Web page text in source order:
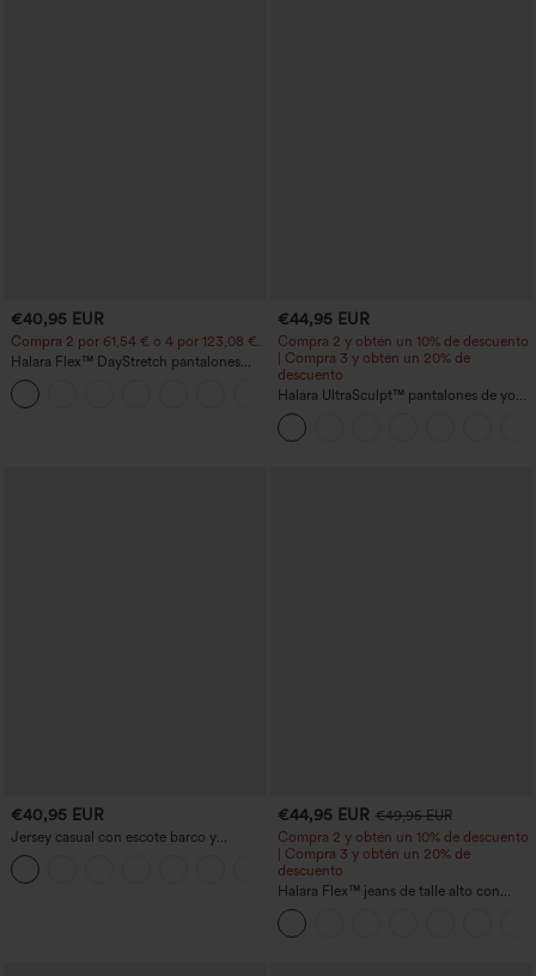
€40,95 EUR
Compra 2 por 61,54 € o 4 por 123,08 €.
Halara Flex™ DayStretch pantalones
acampanados de trabajo de tiro medio
con bolsillo lateral con cremallera
+12
€44,95 EUR
Compra 2 y obtén un 10% de descuento
| Compra 3 y obtén un 20% de
descuento
Halara UltraSculpt™ pantalones de yoga
holgados de talle alto con control
abdominal, rayas color block y bolsillos
€40,95 EUR
Jersey casual con escote barco y
mangas murciélago
€44,95 EUR €49,95 EUR
Compra 2 y obtén un 10% de descuento
| Compra 3 y obtén un 20% de
descuento
Halara Flex™ jeans de talle alto con
bolsillos, dobladillo enrollado, pierna
ancha y efecto lavado, estilo casual